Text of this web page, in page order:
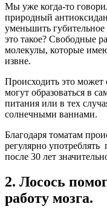
Мы уже когда-то
природный
уменьшить
это такое? Свободные
молекулы, которые
извне.
Происходить это может
могут образоваться в
питания или в тех
солнечными ваннами.
Благодаря томатам
регулярно
после 30 лет
2. Лосось
работу мозга.